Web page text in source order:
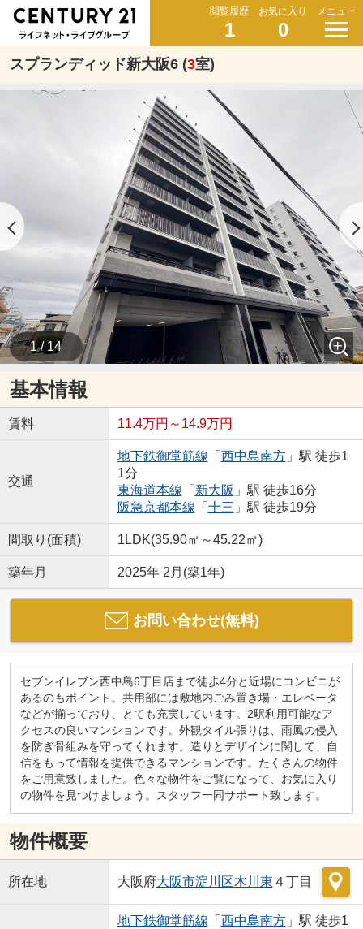
閲覧履歴
1
お気に入り
0
メニュー
スプランディッド新大阪6 (3室)
1 / 14
基本情報
賃料 11.4万円～14.9万円
交通
地下鉄御堂筋線 「 西中島南方」駅 徒歩1
1分
東海道本線 「 新大阪 」駅 徒歩16分
阪急京都本線 「 十三 」駅 徒歩19分
間取り(面積) 1LDK(35.90㎡～45.22㎡)
築年月 2025年 2月(築1年)
お問い合わせ(無料)
セブンイレブン西中島6丁目店まで徒歩4分と近場にコンビニが
あるのもポイント。共用部には敷地内ごみ置き場・エレベータ
などが揃っており、とても充実しています。2駅利用可能なア
クセスの良いマンションです。外観タイル張りは、雨風の侵入
を防ぎ骨組みを守ってくれます。造りとデザインに関して、自
信をもって情報を提供できるマンションです。たくさんの物件
をご用意致しました。色々な物件をご覧になって、お気に入り
の物件を見つけましょう。スタッフ一同サポート致します。
物件概要
所在地 大阪府大阪市淀川区木川東 ４丁目
地下鉄御堂筋線 「 西中島南方」駅 徒歩1